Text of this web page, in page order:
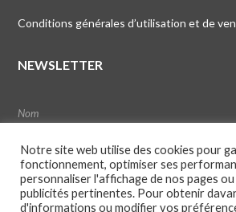
Conditions générales d’utilisation et de
NEWSLETTER
Notre site web utilise des cookies pour
fonctionnement, optimiser ses
personnaliser l'affichage de nos pages
publicités pertinentes. Pour obtenir
d'informations ou modifier vos